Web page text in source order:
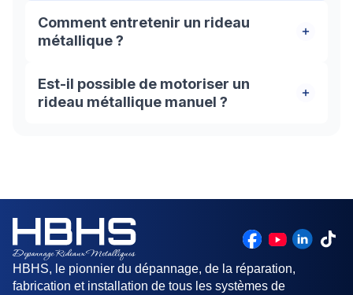
Comment entretenir un rideau
métallique ?
Pour prendre soin de votre rideau de fer, il faut
lubrifier les composants mobiles ( articulations,
coulisses), les nettoyer régulièrement pour
Est-il possible de motoriser un
rideau métallique manuel ?
HBHS, le pionnier du dépannage, de la réparation,
fabrication et installation de tous les systèmes de